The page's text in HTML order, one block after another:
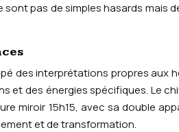
pas de simples hasards mais
des interprétations propres aux
et des énergies spécifiques. Le
miroir 15h15, avec sa double
et de transformation.